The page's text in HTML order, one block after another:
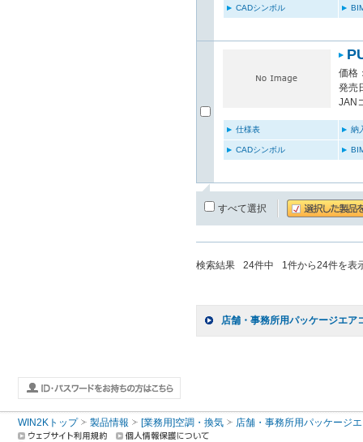
CADシンボル
価格
発売
JAN
仕様表 納
CADシンボル
すべて選択
検索結果 24件中 1件から24件を表
店舗・事務所用パッケージエア
WIN2Kトップ 製品情報 [業務用]空調・換気 店舗・事務所用パッケージ